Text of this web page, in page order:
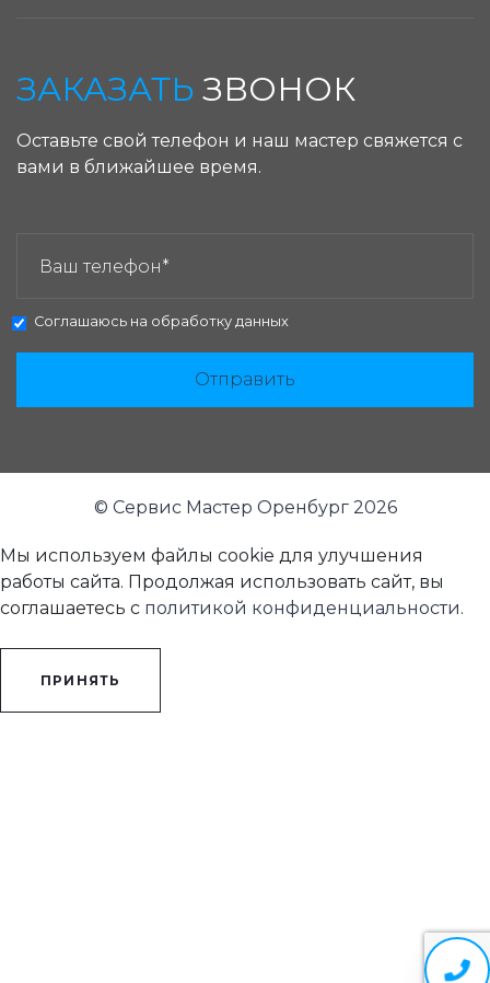
ЗАКАЗАТЬ ЗВОНОК
Оставьте свой телефон и наш мастер свяжется с
вами в ближайшее время.
Соглашаюсь на обработку данных
Отправить
© Сервис Мастер Оренбург 2026
Мы используем файлы cookie для улучшения
работы сайта. Продолжая использовать сайт, вы
соглашаетесь с политикой конфиденциальности.
ПРИНЯТЬ